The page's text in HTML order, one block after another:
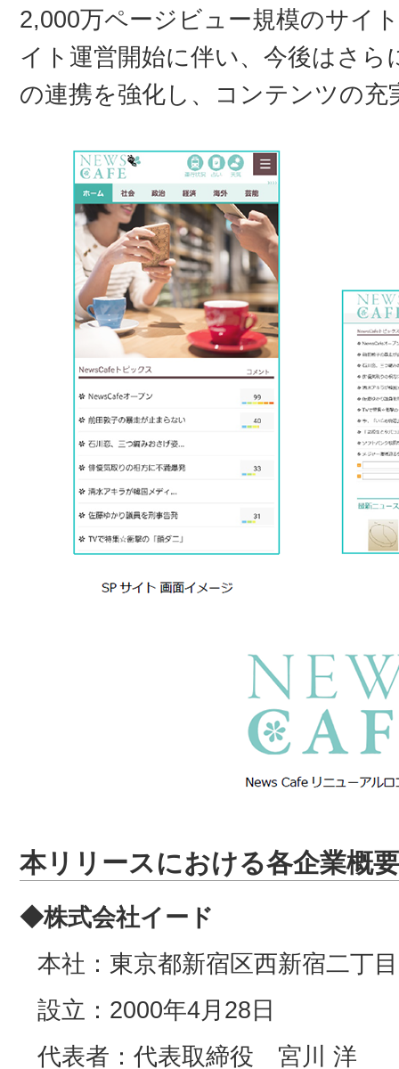
2,000万ページビュー規模のサイ
イト運営開始に伴い、今後はさ
の連携を強化し、コンテンツの
本リリースにおける各企業概要
◆株式会社イード
本社：東京都新宿区西新宿二丁
設立：2000年4月28日
代表者：代表取締役 宮川 洋